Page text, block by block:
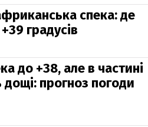
спека: де
градусів
до +38, але в частині
прогноз погоди